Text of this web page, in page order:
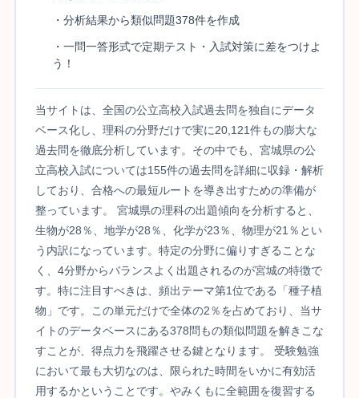
・分析結果から類似問題378件を作成
・一問一答形式で定期テスト・入試対策に差をつけよ
う！
当サイトは、全国の公立高校入試過去問を独自にデータ
ベース化し、理科の分野だけで実に20,121件もの膨大な
過去問を徹底分析しています。その中でも、宮城県の公
立高校入試については155件の過去問を詳細に収録・解析
しており、合格への最短ルートを導き出すための準備が
整っています。 宮城県の理科の出題傾向を分析すると、
生物が28％、地学が28％、化学が23％、物理が21％とい
う内訳になっています。特定の分野に偏りすぎることな
く、4分野からバランスよく出題されるのが宮城の特徴で
す。特に注目すべきは、頻出テーマ第1位である「種子植
物」です。この単元だけで全体の2％を占めており、当サ
イトのデータベースにある378問もの類似問題を解きこな
すことが、得点力を飛躍させる鍵となります。 受験勉強
において最も大切なのは、限られた時間をいかに有効活
用するかということです。やみくもに全範囲を復習する